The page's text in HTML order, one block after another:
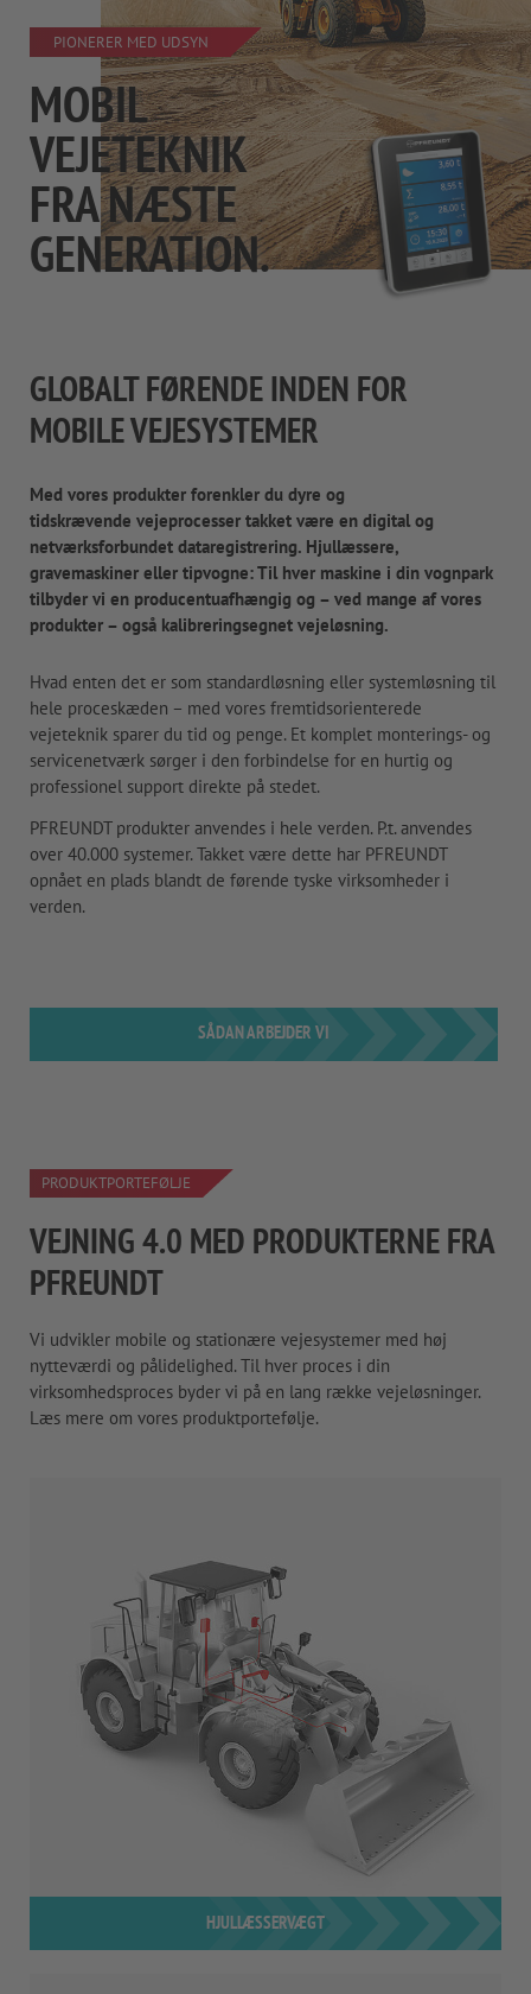
PIONERER MED UDSYN
MOBIL
VEJETEKNIK
FRA NÆSTE
GENERATION.
GLOBALT FØRENDE INDEN FOR
MOBILE VEJESYSTEMER
Med vores produkter forenkler du dyre og
tidskrævende vejeprocesser takket være en digital og
netværksforbundet dataregistrering. Hjullæssere,
gravemaskiner eller tipvogne: Til hver maskine i din vognpark
tilbyder vi en producentuafhængig og – ved mange af vores
produkter – også kalibreringsegnet vejeløsning.
Hvad enten det er som standardløsning eller systemløsning til
hele proceskæden – med vores fremtidsorienterede
vejeteknik sparer du tid og penge. Et komplet monterings- og
servicenetværk sørger i den forbindelse for en hurtig og
professionel support direkte på stedet.
PFREUNDT produkter anvendes i hele verden. P.t. anvendes
over 40.000 systemer. Takket være dette har PFREUNDT
opnået en plads blandt de førende tyske virksomheder i
verden.
SÅDAN ARBEJDER VI
PRODUKTPORTEFØLJE
VEJNING 4.0 MED PRODUKTERNE FRA
PFREUNDT
Vi udvikler mobile og stationære vejesystemer med høj
nytteværdi og pålidelighed. Til hver proces i din
virksomhedsproces byder vi på en lang række vejeløsninger.
Læs mere om vores produktportefølje.
HJULLÆSSERVÆGT